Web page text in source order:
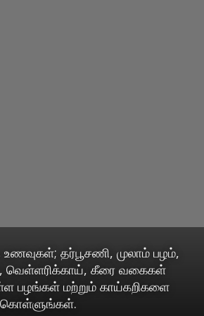
உணவுகள்; தர்பூசணி, முலாம் பழம்,
வெள்ளரிக்காய், கீரை வகைகள்
பழங்கள் மற்றும் காய்கறிகளை